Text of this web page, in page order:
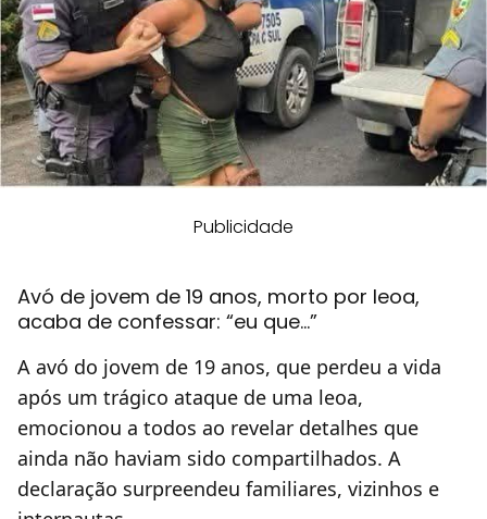
Publicidade
Avó de jovem de 19 anos, morto por leoa,
acaba de confessar: “eu que...”
A avó do jovem de 19 anos, que perdeu a vida
após um trágico ataque de uma leoa,
emocionou a todos ao revelar detalhes que
ainda não haviam sido compartilhados. A
declaração surpreendeu familiares, vizinhos e